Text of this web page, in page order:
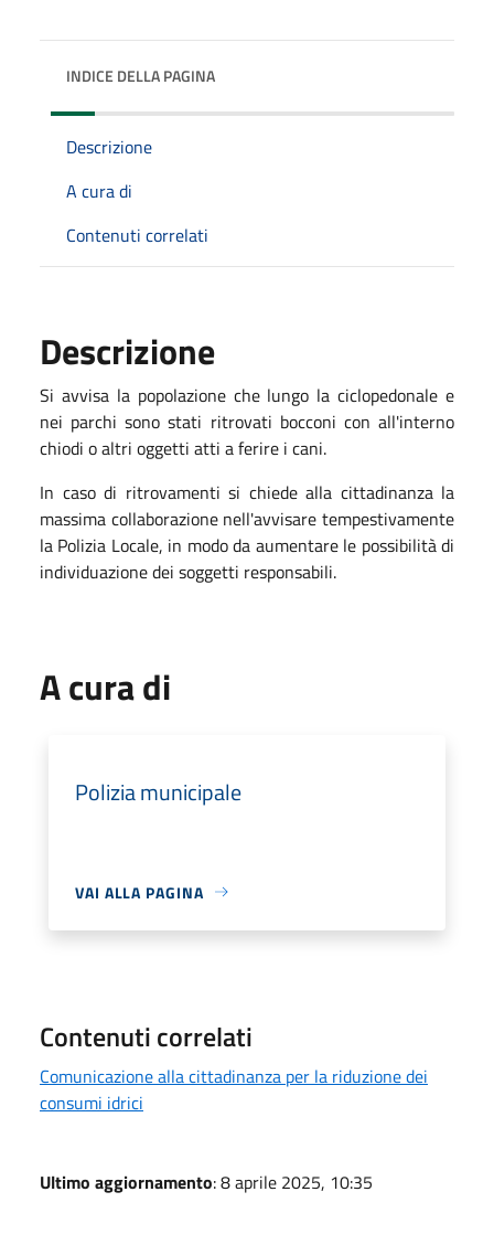
INDICE DELLA PAGINA
Descrizione
A cura di
Contenuti correlati
Descrizione
Si avvisa la popolazione che lungo la ciclopedonale e
nei parchi sono stati ritrovati bocconi con all'interno
chiodi o altri oggetti atti a ferire i cani.
In caso di ritrovamenti si chiede alla cittadinanza la
massima collaborazione nell'avvisare tempestivamente
la Polizia Locale, in modo da aumentare le possibilità di
individuazione dei soggetti responsabili.
A cura di
Polizia municipale
VAI ALLA PAGINA
Contenuti correlati
Comunicazione alla cittadinanza per la riduzione dei
consumi idrici
Ultimo aggiornamento: 8 aprile 2025, 10:35